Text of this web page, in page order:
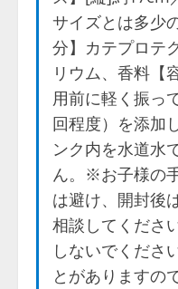
サイズとは多少
分】カテプロテ
リウム、香料【
用前に軽く振っ
回程度）を添加
ンク内を水道水
ん。※お子様の
は避け、開封後
相談してくださ
しないでくださ
とがありますの